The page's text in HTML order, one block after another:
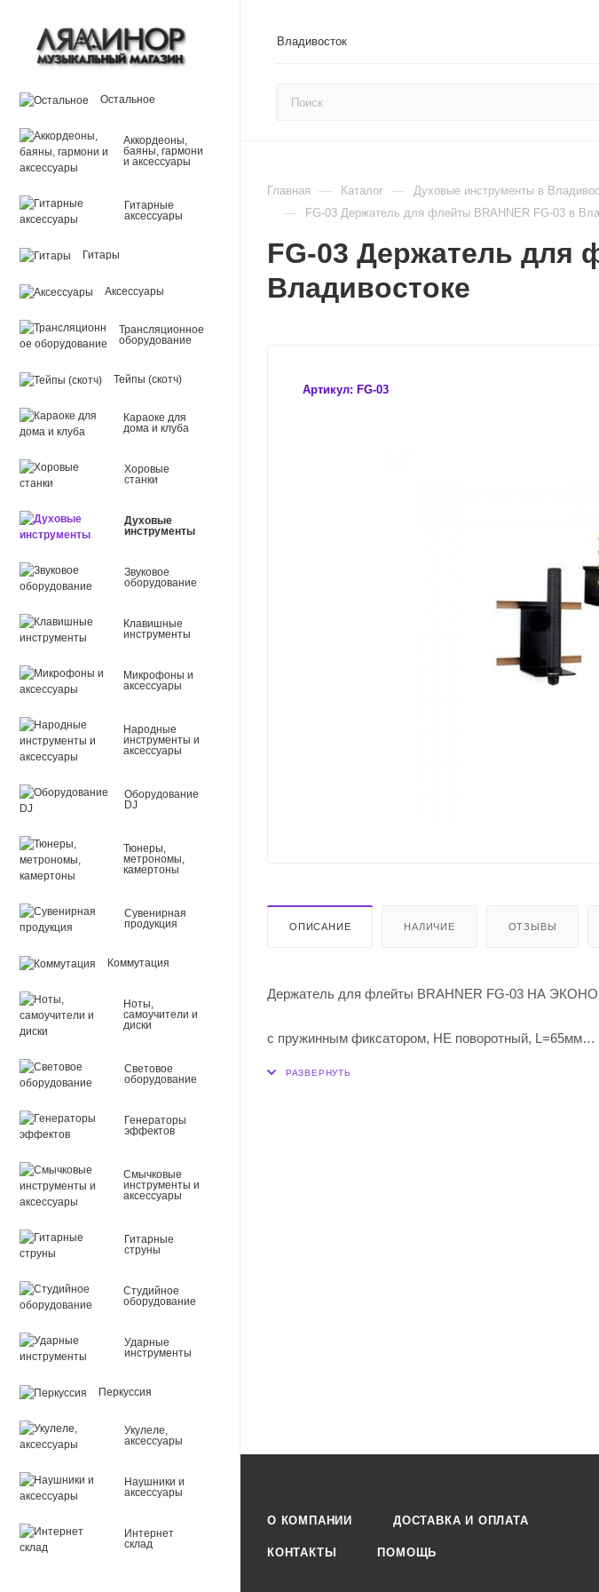
Владивосток
Остальное
Аккордеоны,
баяны, гармони
и аксессуары
Гитарные
аксессуары
Гитары
Аксессуары
Трансляционное
оборудование
Тейпы (скотч)
Караоке для
дома и клуба
Хоровые
станки
Духовые
инструменты
Звуковое
оборудование
Клавишные
инструменты
Микрофоны и
аксессуары
Народные
инструменты и
аксессуары
Оборудование
DJ
Тюнеры,
метрономы,
камертоны
Сувенирная
продукция
Коммутация
Ноты,
самоучители и
диски
Световое
оборудование
Генераторы
эффектов
Смычковые
инструменты и
аксессуары
Гитарные
струны
Студийное
оборудование
Ударные
инструменты
Перкуссия
Укулеле,
аксессуары
Наушники и
аксессуары
Интернет
склад
Главная — Каталог — Духовые инструменты в
— FG-03 Держатель для флейты BRAHNER FG-03 в
FG-03 Держатель для
Владивостоке
Артикул: FG-03
ОПИСАНИЕ НАЛИЧИЕ ОТЗЫВЫ
Держатель для флейты BRAHNER FG-03 НА
с пружинным фиксатором, НЕ поворотный, L=65мм
О КОМПАНИИ ДОСТАВКА И ОПЛАТА
КОНТАКТЫ ПОМОЩЬ